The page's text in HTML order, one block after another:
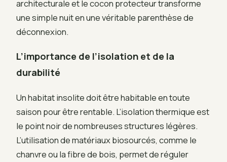
architecturale et le cocon protecteur transforme
une simple nuit en une véritable parenthèse de
déconnexion.
L’importance de l’isolation et de la
durabilité
Un habitat insolite doit être habitable en toute
saison pour être rentable. L’isolation thermique est
le point noir de nombreuses structures légères.
L’utilisation de matériaux biosourcés, comme le
chanvre ou la fibre de bois, permet de réguler